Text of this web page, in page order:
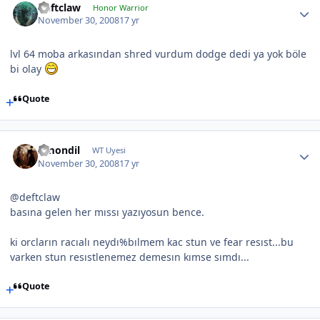
Deftclaw Honor Warrior
November 30, 200817 yr
lvl 64 moba arkasından shred vurdum dodge dedi ya yok böle
bi olay
Quote
Amondil WT Uyesi
November 30, 200817 yr
@deftclaw
basına gelen her mıssı yazıyosun bence.
ki orcların racıalı neydı%bılmem kac stun ve fear resıst...bu
varken stun resıstlenemez demesın kımse sımdı...
Quote